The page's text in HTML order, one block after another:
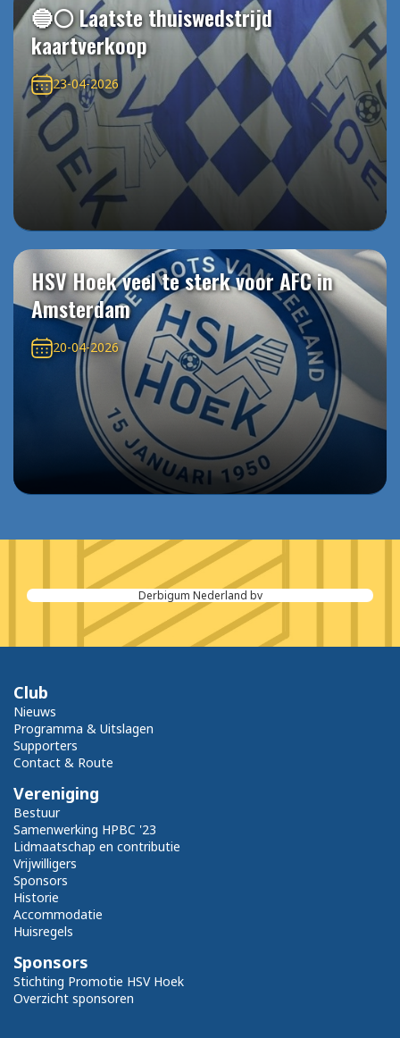
🔵⚪️ Laatste thuiswedstrijd
kaartverkoop
23-04-2026
HSV Hoek veel te sterk voor AFC in
Amsterdam
20-04-2026
Derbigum Nederland bv
Club
Nieuws
Programma & Uitslagen
Supporters
Contact & Route
Vereniging
Bestuur
Samenwerking HPBC '23
Lidmaatschap en contributie
Vrijwilligers
Sponsors
Historie
Accommodatie
Huisregels
Sponsors
Stichting Promotie HSV Hoek
Overzicht sponsoren